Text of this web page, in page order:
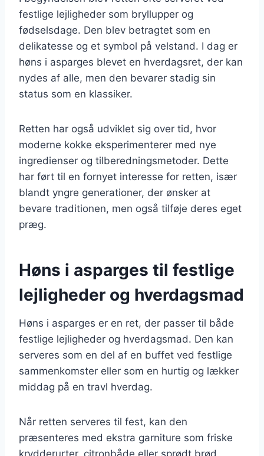
festlige lejligheder som bryllupper og
fødselsdage. Den blev betragtet som en
delikatesse og et symbol på velstand. I dag er
høns i asparges blevet en hverdagsret, der kan
nydes af alle, men den bevarer stadig sin
status som en klassiker.
Retten har også udviklet sig over tid, hvor
moderne kokke eksperimenterer med nye
ingredienser og tilberedningsmetoder. Dette
har ført til en fornyet interesse for retten, især
blandt yngre generationer, der ønsker at
bevare traditionen, men også tilføje deres eget
præg.
Høns i asparges til festlige
lejligheder og hverdagsmad
Høns i asparges er en ret, der passer til både
festlige lejligheder og hverdagsmad. Den kan
serveres som en del af en buffet ved festlige
sammenkomster eller som en hurtig og lækker
middag på en travl hverdag.
Når retten serveres til fest, kan den
præsenteres med ekstra garniture som friske
krydderurter, citronbåde eller sprødt brød.